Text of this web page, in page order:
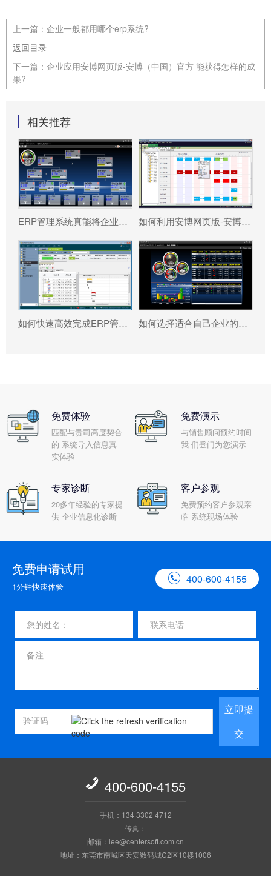
上一篇： 企业一般都用哪个erp系统?
返回目录
下一篇： 企业应用安博网页版-安博（中国）官方 能获得怎样的成
果?
相关推荐
ERP管理系统真能将企业数据转化为可执行决策吗? 如何利用安博网页版-安博（中国）官方 系统更好提升企业运营效率?
如何快速高效完成ERP管理系统配置? 如何选择适合自己企业的安博网页版-安博（中国）官方 ?
免费体验
匹配与贵司高度契合
的 系统导入信息真
实体验
免费演示
与销售顾问预约时间
我 们登门为您演示
专家诊断
20多年经验的专家提
供 企业信息化诊断
客户参观
免费预约客户参观亲
临 系统现场体验
免费申请试用
1分钟快速体验
 400-600-4155
立即提
交
 400-600-4155
手机：134 3302 4712
传真：
邮箱：lee@centersoft.com.cn
地址：东莞市南城区天安数码城C2区10楼1006